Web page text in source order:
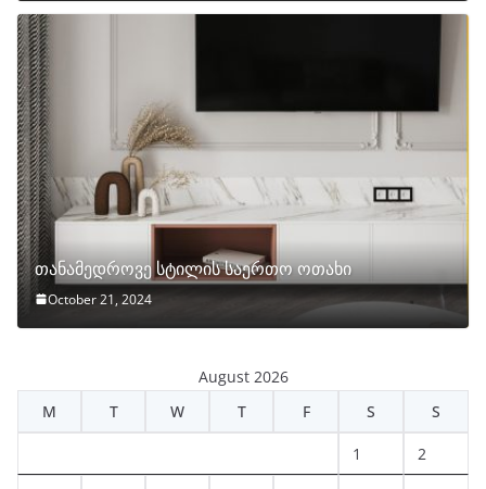
თანამედროვე სტილის საერთო ოთახი
October 21, 2024
August 2026
M
T W T F S S
1 2